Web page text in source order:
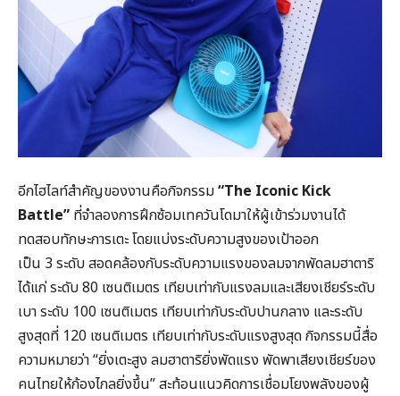
อีกไฮไลท์สำคัญของงานคือกิจกรรม“The Iconic Kick
Battle” ที่จำลองการฝึกซ้อมเทควันโดมาให้ผู้เข้าร่วมงานได้
ทดสอบทักษะการเตะ โดยแบ่งระดับความสูงของเป้าออก
เป็น 3 ระดับ สอดคล้องกับระดับความแรงของลมจากพัดลมฮาตาริ
ได้แก่ ระดับ 80 เซนติเมตร เทียบเท่ากับแรงลมและเสียงเชียร์ระดับ
เบา ระดับ 100 เซนติเมตร เทียบเท่ากับระดับปานกลาง และระดับ
สูงสุดที่ 120 เซนติเมตร เทียบเท่ากับระดับแรงสูงสุด กิจกรรมนี้สื่อ
ความหมายว่า “ยิ่งเตะสูง ลมฮาตาริยิ่งพัดแรง พัดพาเสียงเชียร์ของ
คนไทยให้ก้องไกลยิ่งขึ้น” สะท้อนแนวคิดการเชื่อมโยงพลังของผู้